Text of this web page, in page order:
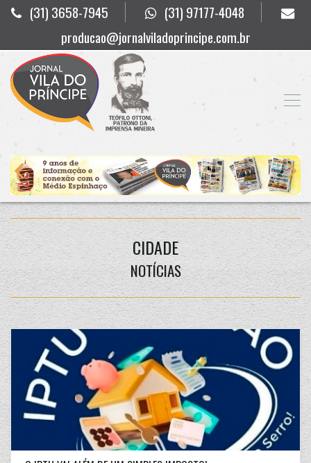
(31) 3658-7945
(31) 97177-4048
producao@jornalviladoprincipe.com.br
CIDADE
NOTÍCIAS